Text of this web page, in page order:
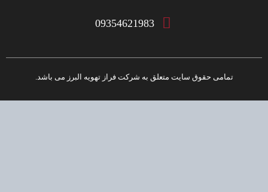
09354621983
تمامی حقوق سایت متعلق به شرکت فراز تهویه البرز می باشد.